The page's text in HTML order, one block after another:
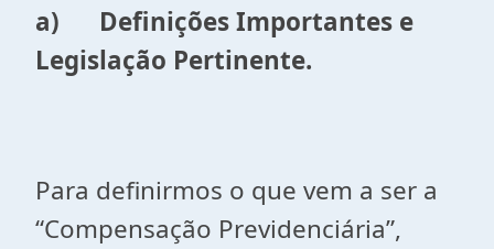
a) Definições Importantes e
Legislação Pertinente.
Para definirmos o que vem a ser a
“Compensação Previdenciária”,